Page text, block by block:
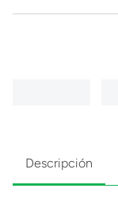
Descripción